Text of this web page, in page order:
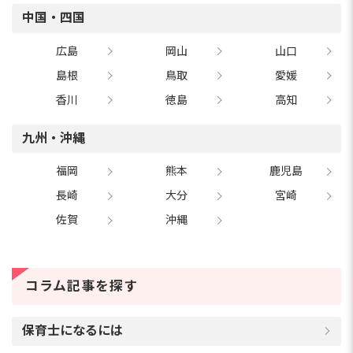
中国・四国
広島 岡山
山口
島根
鳥取
愛媛
香川
徳島 高知
九州・沖縄
福岡 熊本
鹿児島
長崎
大分
宮崎
佐賀
沖縄
コラム記事を探す
保育士になるには